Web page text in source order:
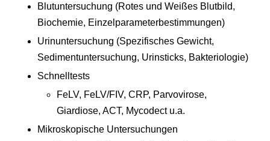
Blutuntersuchung (Rotes und Weißes Blutbild,
Biochemie, Einzelparameterbestimmungen)
Urinuntersuchung (Spezifisches Gewicht,
Sedimentuntersuchung, Urinsticks, Bakteriologie)
Schnelltests
FeLV, FeLV/FIV, CRP, Parvovirose,
Giardiose, ACT, Mycodect u.a.
Mikroskopische Untersuchungen